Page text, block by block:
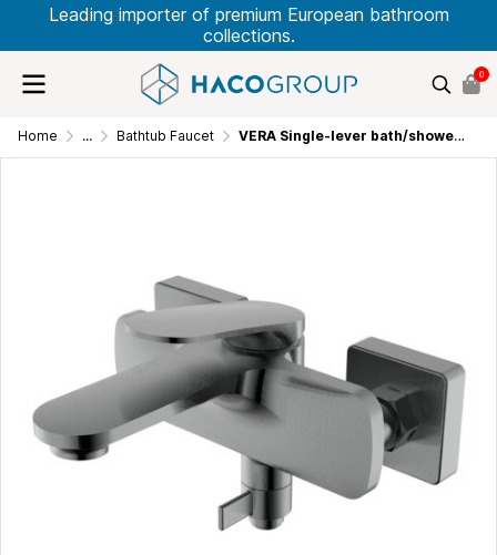
Leading importer of premium European bathroom
collections.
0
Home ... Bathtub Faucet VERA Single-lever bath/shower mixer Gunmetal VKG238278AJ